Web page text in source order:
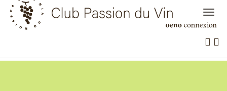
Skip
content